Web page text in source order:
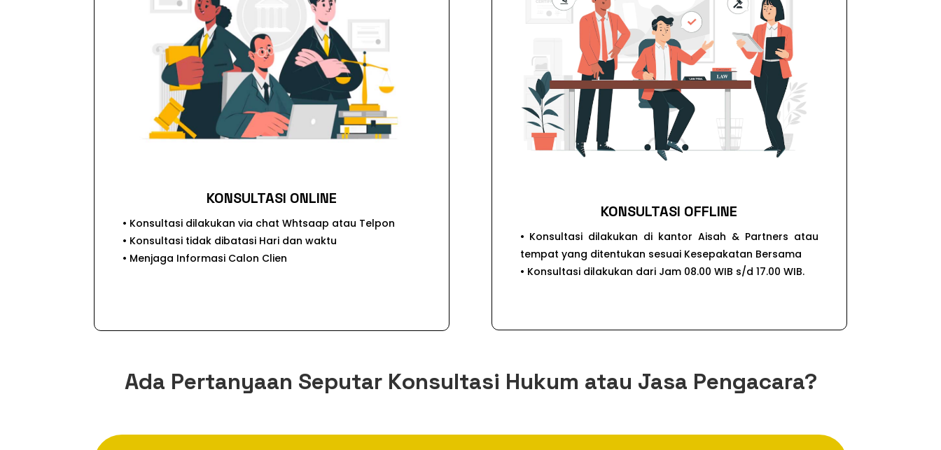
KONSULTASI ONLINE
• Konsultasi dilakukan via chat Whtsaap atau Telpon
• Konsultasi tidak dibatasi Hari dan waktu
• Menjaga Informasi Calon Clien
KONSULTASI OFFLINE
• Konsultasi dilakukan di kantor Aisah & Partners atau
tempat yang ditentukan sesuai Kesepakatan Bersama
• Konsultasi dilakukan dari Jam 08.00 WIB s/d 17.00 WIB.
Ada Pertanyaan Seputar Konsultasi Hukum atau Jasa Pengacara?